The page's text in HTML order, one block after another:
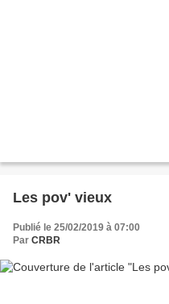
Les pov' vieux
Publié le 25/02/2019 à 07:00
Par CRBR